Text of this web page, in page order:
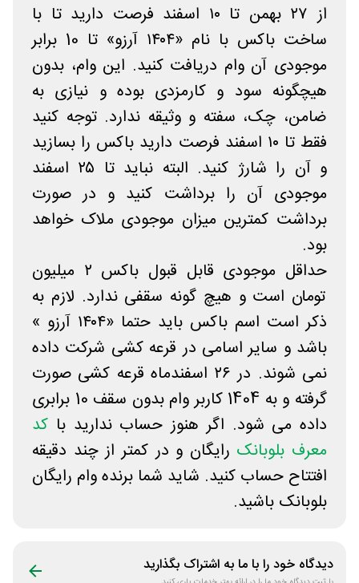
از ۲۷ بهمن تا ۱۰ اسفند فرصت دارید تا با
ساخت باکس با نام «۱۴۰۴ آرزو» تا 10 برابر
موجودی آن وام دریافت کنید. این وام، بدون
هیچگونه سود و کارمزدی بوده و نیازی به
ضامن، چک، سفته و وثیقه ندارد. توجه کنید
فقط تا ۱۰ اسفند فرصت دارید باکس را بسازید
و آن را شارژ کنید. البته نباید تا ۲۵ اسفند
موجودی آن را برداشت کنید و در صورت
برداشت کمترین میزان موجودی ملاک خواهد
بود.
حداقل موجودی قابل قبول باکس ۲ میلیون
تومان است و هیچ گونه سقفی ندارد. لازم به
ذکر است اسم باکس باید حتما «۱۴۰۴ آرزو »
باشد و سایر اسامی در قرعه کشی شرکت داده
نمی شوند. در ۲۶ اسفندماه قرعه کشی صورت
گرفته و به 1404 کاربر وام بدون سقف 10 برابری
داده می شود. اگر هنوز حساب ندارید با کد
معرف بلوبانک رایگان و در کمتر از چند دقیقه
افتتاح حساب کنید. شاید شما برنده وام رایگان
بلوبانک باشید.
دیدگاه خود را با ما به اشتراک بگذارید